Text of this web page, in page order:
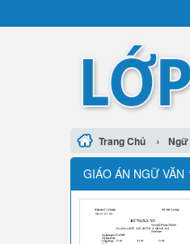
Trang Chủ › Ngữ
GIÁO ÁN NGỮ